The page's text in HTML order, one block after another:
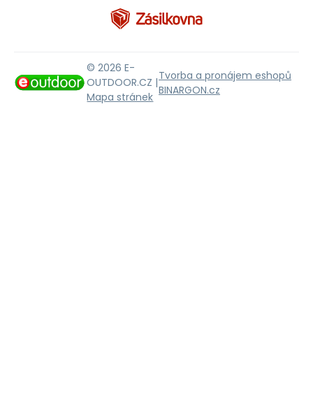
© 2026 E-
OUTDOOR.CZ |
Mapa stránek
Tvorba a pronájem eshopů
BINARGON.cz